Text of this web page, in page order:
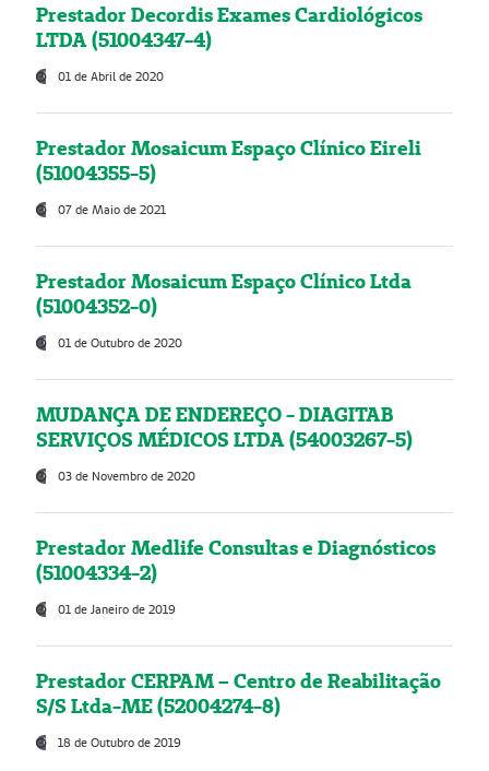
Prestador Decordis Exames Cardiológicos
LTDA (51004347-4)
01 de Abril de 2020
Prestador Mosaicum Espaço Clínico Eireli
(51004355-5)
07 de Maio de 2021
Prestador Mosaicum Espaço Clínico Ltda
(51004352-0)
01 de Outubro de 2020
MUDANÇA DE ENDEREÇO - DIAGITAB
SERVIÇOS MÉDICOS LTDA (54003267-5)
03 de Novembro de 2020
Prestador Medlife Consultas e Diagnósticos
(51004334-2)
01 de Janeiro de 2019
Prestador CERPAM – Centro de Reabilitação
S/S Ltda-ME (52004274-8)
18 de Outubro de 2019